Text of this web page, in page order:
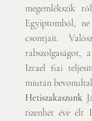
megemlékszik
Egyiptomból,
csontjait.
rabszolgaságot,
Izrael fiai
miután
Hetiszakaszunk
tizenhét éve élt